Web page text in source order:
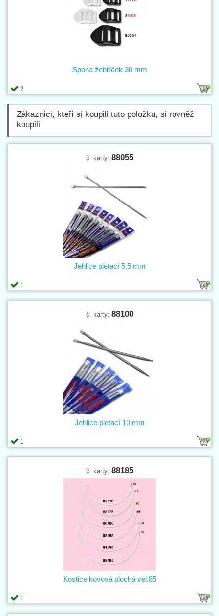
2
Spona žebříček 30 mm
Zákazníci, kteří si koupili tuto položku, si rovněž
koupili
č. karty: 88055
1
Jehlice pletací 5,5 mm
č. karty: 88100
1
Jehlice pletací 10 mm
č. karty: 88185
1
Kostice kovová plochá vel.85